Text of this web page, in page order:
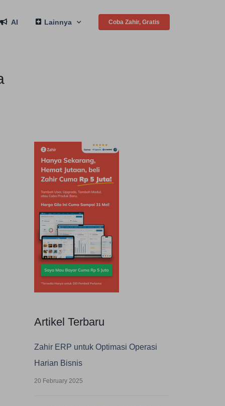
AI Lainnya Coba Zahir, Gratis
Artikel Terbaru
Zahir ERP untuk Optimasi Operasi
Harian Bisnis
20 February 2025